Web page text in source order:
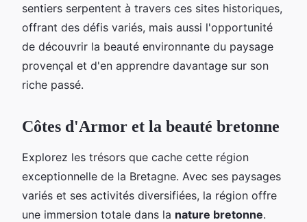
sentiers serpentent à travers ces sites historiques,
offrant des défis variés, mais aussi l'opportunité
de découvrir la beauté environnante du paysage
provençal et d'en apprendre davantage sur son
riche passé.
Côtes d'Armor et la beauté bretonne
Explorez les trésors que cache cette région
exceptionnelle de la Bretagne. Avec ses paysages
variés et ses activités diversifiées, la région offre
une immersion totale dans la nature bretonne.